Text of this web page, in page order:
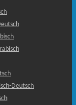
Deutsch